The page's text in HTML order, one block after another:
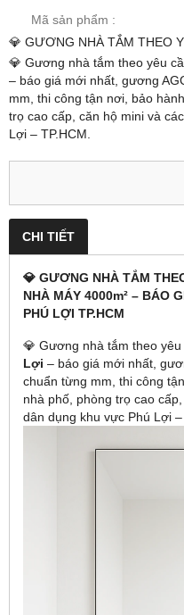
Mã sản phẩm :
💎 GƯƠNG NHÀ TẮM THEO
💎 Gương nhà tắm theo yêu
– báo giá mới nhất, gương
mm, thi công tận nơi, bảo
trọ cao cấp, căn hộ mini và
Lợi – TP.HCM.
CHI TIẾT
💎 GƯƠNG NHÀ TẮM
NHÀ MÁY 4000m² – BÁO
PHÚ LỢI TP.HCM
💎 Gương nhà tắm theo
Lợi – báo giá mới nhất,
chuẩn từng mm, thi công
nhà phố, phòng trọ cao
dân dụng khu vực Phú Lợi –